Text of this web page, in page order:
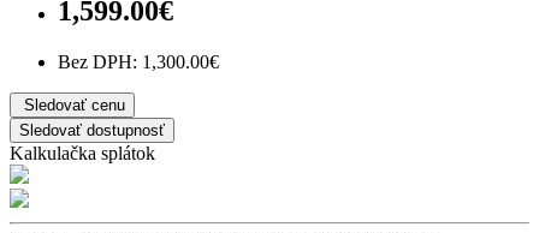
1,599.00€
Bez DPH: 1,300.00€
Sledovať cenu
Sledovať dostupnosť
Kalkulačka splátok